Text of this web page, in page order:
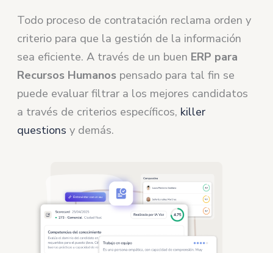
Todo proceso de contratación reclama orden y
criterio para que la gestión de la información
sea eficiente. A través de un buen ERP para
Recursos Humanos pensado para tal fin se
puede evaluar filtrar a los mejores candidatos
a través de criterios específicos, killer
questions y demás.